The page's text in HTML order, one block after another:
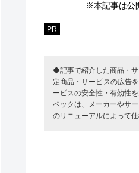
※本記事は公
PR
◆記事で紹介した商品・
定商品・サービスの広告
ービスの安全性・有効性
ペックは、メーカーやサ
のリニューアルによって